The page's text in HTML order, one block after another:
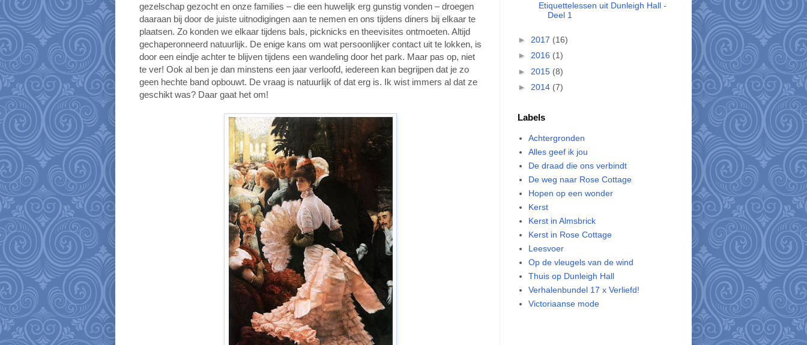
gezelschap gezocht en onze families – die een huwelijk erg gunstig vonden – droegen
daaraan bij door de juiste uitnodigingen aan te nemen en ons tijdens diners bij elkaar te
plaatsen. Zo konden we elkaar tijdens bals, picknicks en theevisites ontmoeten. Altijd
gechaperonneerd natuurlijk. De enige kans om wat persoonlijker contact uit te lokken, is
door een eindje achter te blijven tijdens een wandeling door het park. Maar pas op, niet
te ver! Ook al ben je dan minstens een jaar verloofd, iedereen kan begrijpen dat je zo
geen hechte band opbouwt. De vraag is natuurlijk of dat erg is. Ik wist immers al dat ze
geschikt was? Daar gaat het om!
Etiquettelessen uit Dunleigh Hall -
Deel 1
► 2017 (16)
► 2016 (1)
► 2015 (8)
► 2014 (7)
Labels
Achtergronden
Alles geef ik jou
De draad die ons verbindt
De weg naar Rose Cottage
Hopen op een wonder
Kerst
Kerst in Almsbrick
Kerst in Rose Cottage
Leesvoer
Op de vleugels van de wind
Thuis op Dunleigh Hall
Verhalenbundel 17 x Verliefd!
Victoriaanse mode